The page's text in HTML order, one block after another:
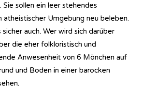
sollen ein leer stehendes
atheistischer Umgebung neu beleben.
auch. Wer wird sich darüber
die eher folkloristisch und
Anwesenheit von 6 Mönchen auf
und Boden in einer barocken